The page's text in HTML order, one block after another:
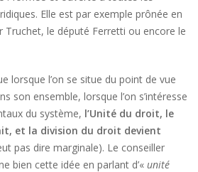
Elle est par exemple prônée en
Truchet, le député Ferretti ou encore le
lorsque l’on se situe du point de vue
son ensemble, lorsque l’on s’intéresse
du système, l’Unité du droit, le
et la division du droit devient
pas dire marginale). Le conseiller
bien cette idée en parlant d’« unité